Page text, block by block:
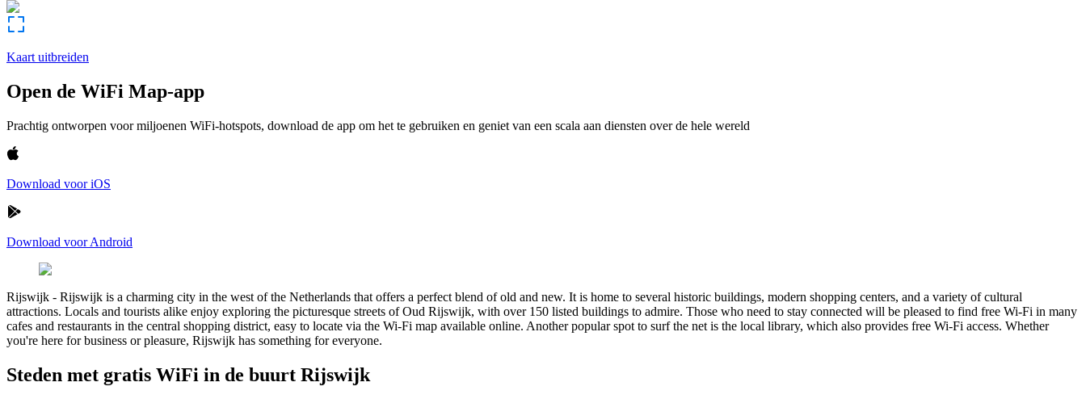
Kaart uitbreiden
Open de WiFi Map-app
Prachtig ontworpen voor miljoenen WiFi-hotspots, download de app om het te gebruiken en geniet van een scala aan diensten over de hele wereld
Download voor iOS
Download voor Android
Rijswijk - Rijswijk is a charming city in the west of the Netherlands that offers a perfect blend of old and new. It is home to several historic buildings, modern shopping centers, and a variety of cultural
attractions. Locals and tourists alike enjoy exploring the picturesque streets of Oud Rijswijk, with over 150 listed buildings to admire. Those who need to stay connected will be pleased to find free Wi-Fi in many
cafes and restaurants in the central shopping district, easy to locate via the Wi-Fi map available online. Another popular spot to surf the net is the local library, which also provides free Wi-Fi access. Whether
you're here for business or pleasure, Rijswijk has something for everyone.
Steden met gratis WiFi in de buurt Rijswijk